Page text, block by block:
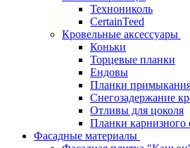
Технониколь
CertainTeed
Кровельные аксессуары
Коньки
Торцевые планки
Ендовы
Планки
Снегозадержание
Отливы для цоколя
Планки карнизного
Фасадные материалы